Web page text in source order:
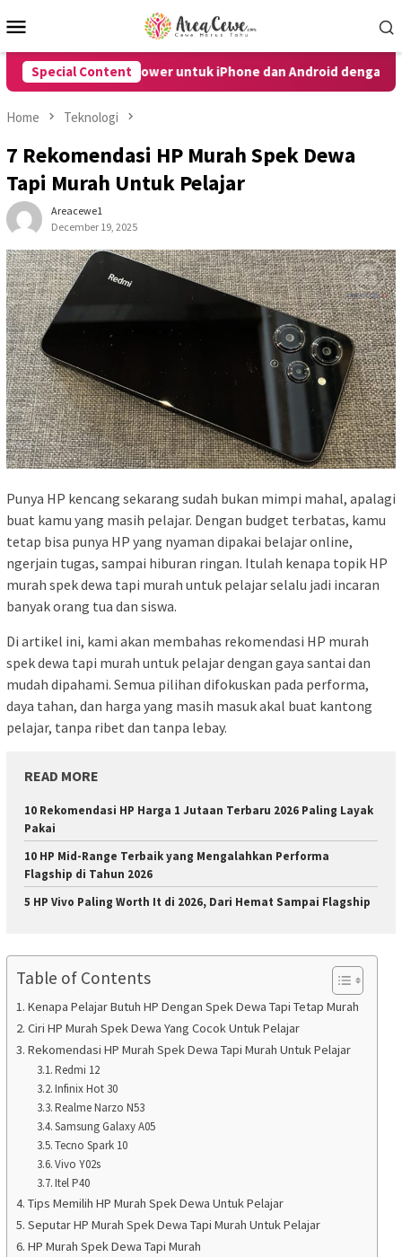
to
Menu
Special Content
Tombol Power untuk iPhone dan Android dengan Mudah
Home Teknologi
7 Rekomendasi HP Murah Spek Dewa
Tapi Murah Untuk Pelajar
Areacewe1
December 19, 2025
Punya HP kencang sekarang sudah bukan mimpi mahal, apalagi
buat kamu yang masih pelajar. Dengan budget terbatas, kamu
tetap bisa punya HP yang nyaman dipakai belajar online,
ngerjain tugas, sampai hiburan ringan. Itulah kenapa topik HP
murah spek dewa tapi murah untuk pelajar selalu jadi incaran
banyak orang tua dan siswa.
Di artikel ini, kami akan membahas rekomendasi HP murah
spek dewa tapi murah untuk pelajar dengan gaya santai dan
mudah dipahami. Semua pilihan difokuskan pada performa,
daya tahan, dan harga yang masih masuk akal buat kantong
pelajar, tanpa ribet dan tanpa lebay.
READ MORE
10 Rekomendasi HP Harga 1 Jutaan Terbaru 2026 Paling Layak
Pakai
10 HP Mid-Range Terbaik yang Mengalahkan Performa
Flagship di Tahun 2026
5 HP Vivo Paling Worth It di 2026, Dari Hemat Sampai Flagship
Table of Contents
Kenapa Pelajar Butuh HP Dengan Spek Dewa Tapi Tetap Murah
Ciri HP Murah Spek Dewa Yang Cocok Untuk Pelajar
Rekomendasi HP Murah Spek Dewa Tapi Murah Untuk Pelajar
Redmi 12
Infinix Hot 30
Realme Narzo N53
Samsung Galaxy A05
Tecno Spark 10
Vivo Y02s
Itel P40
Tips Memilih HP Murah Spek Dewa Untuk Pelajar
Seputar HP Murah Spek Dewa Tapi Murah Untuk Pelajar
HP Murah Spek Dewa Tapi Murah